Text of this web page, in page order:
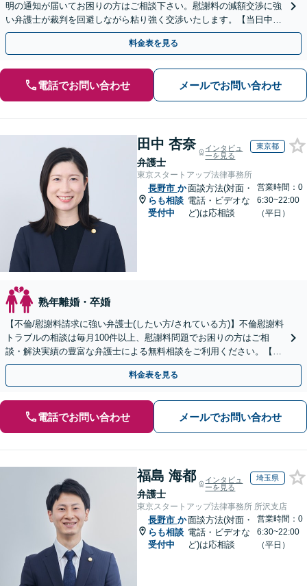
明の通知が届いてお困りの方はご相談下さい。慰謝料の減額交渉に強
い弁護士が裁判を回避しながら粘り強く交渉いたします。【当日中の
相談可(予約制)】【全国対応】
料金表を見る
電話でお問い合わせ メールでお問い合わせ
田中 杏奈
弁護士
インタビュ
ーを見る
東京都
東京スタートアップ法律事務所
長野市 か
らも相談
受付中
面談方法(対面・
電話・ビデオな
ど)は応相談
営業時間：0
6:30~22:00
（平日）
熟年離婚・卒婚
【不倫/慰謝料請求に強い弁護士(したい方/されている方)】不倫慰謝料
トラブルの相談は毎月100件以上、慰謝料問題でお困りの方はご相
談・解決実績の豊富な弁護士による無料相談をご利用ください。【不
倫相談は初回0円】【全国対応】
料金表を見る
電話でお問い合わせ メールでお問い合わせ
福島 海都
弁護士
インタビュ
ーを見る
埼玉県
東京スタートアップ法律事務所 所沢支店
長野市 か
らも相談
受付中
面談方法(対面・
電話・ビデオな
ど)は応相談
営業時間：0
6:30~22:00
（平日）